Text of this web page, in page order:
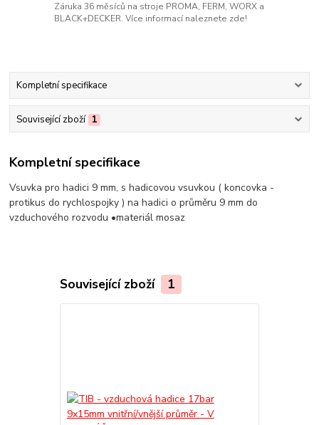
Záruka 36 měsíců na stroje PROMA, FERM, WORX a
BLACK+DECKER. Více informací naleznete zde!
Kompletní specifikace
Související zboží 1
Kompletní specifikace
Vsuvka pro hadici 9 mm, s hadicovou vsuvkou ( koncovka -
protikus do rychlospojky ) na hadici o průměru 9 mm do
vzduchového rozvodu •materiál mosaz
Související zboží 1